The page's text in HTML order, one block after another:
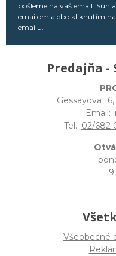
pošleme na váš email.
emailom alebo kliknutím
emailu.
Predajňa -
Gessayova
Email:
Tel.: 02/682
Všeobecné